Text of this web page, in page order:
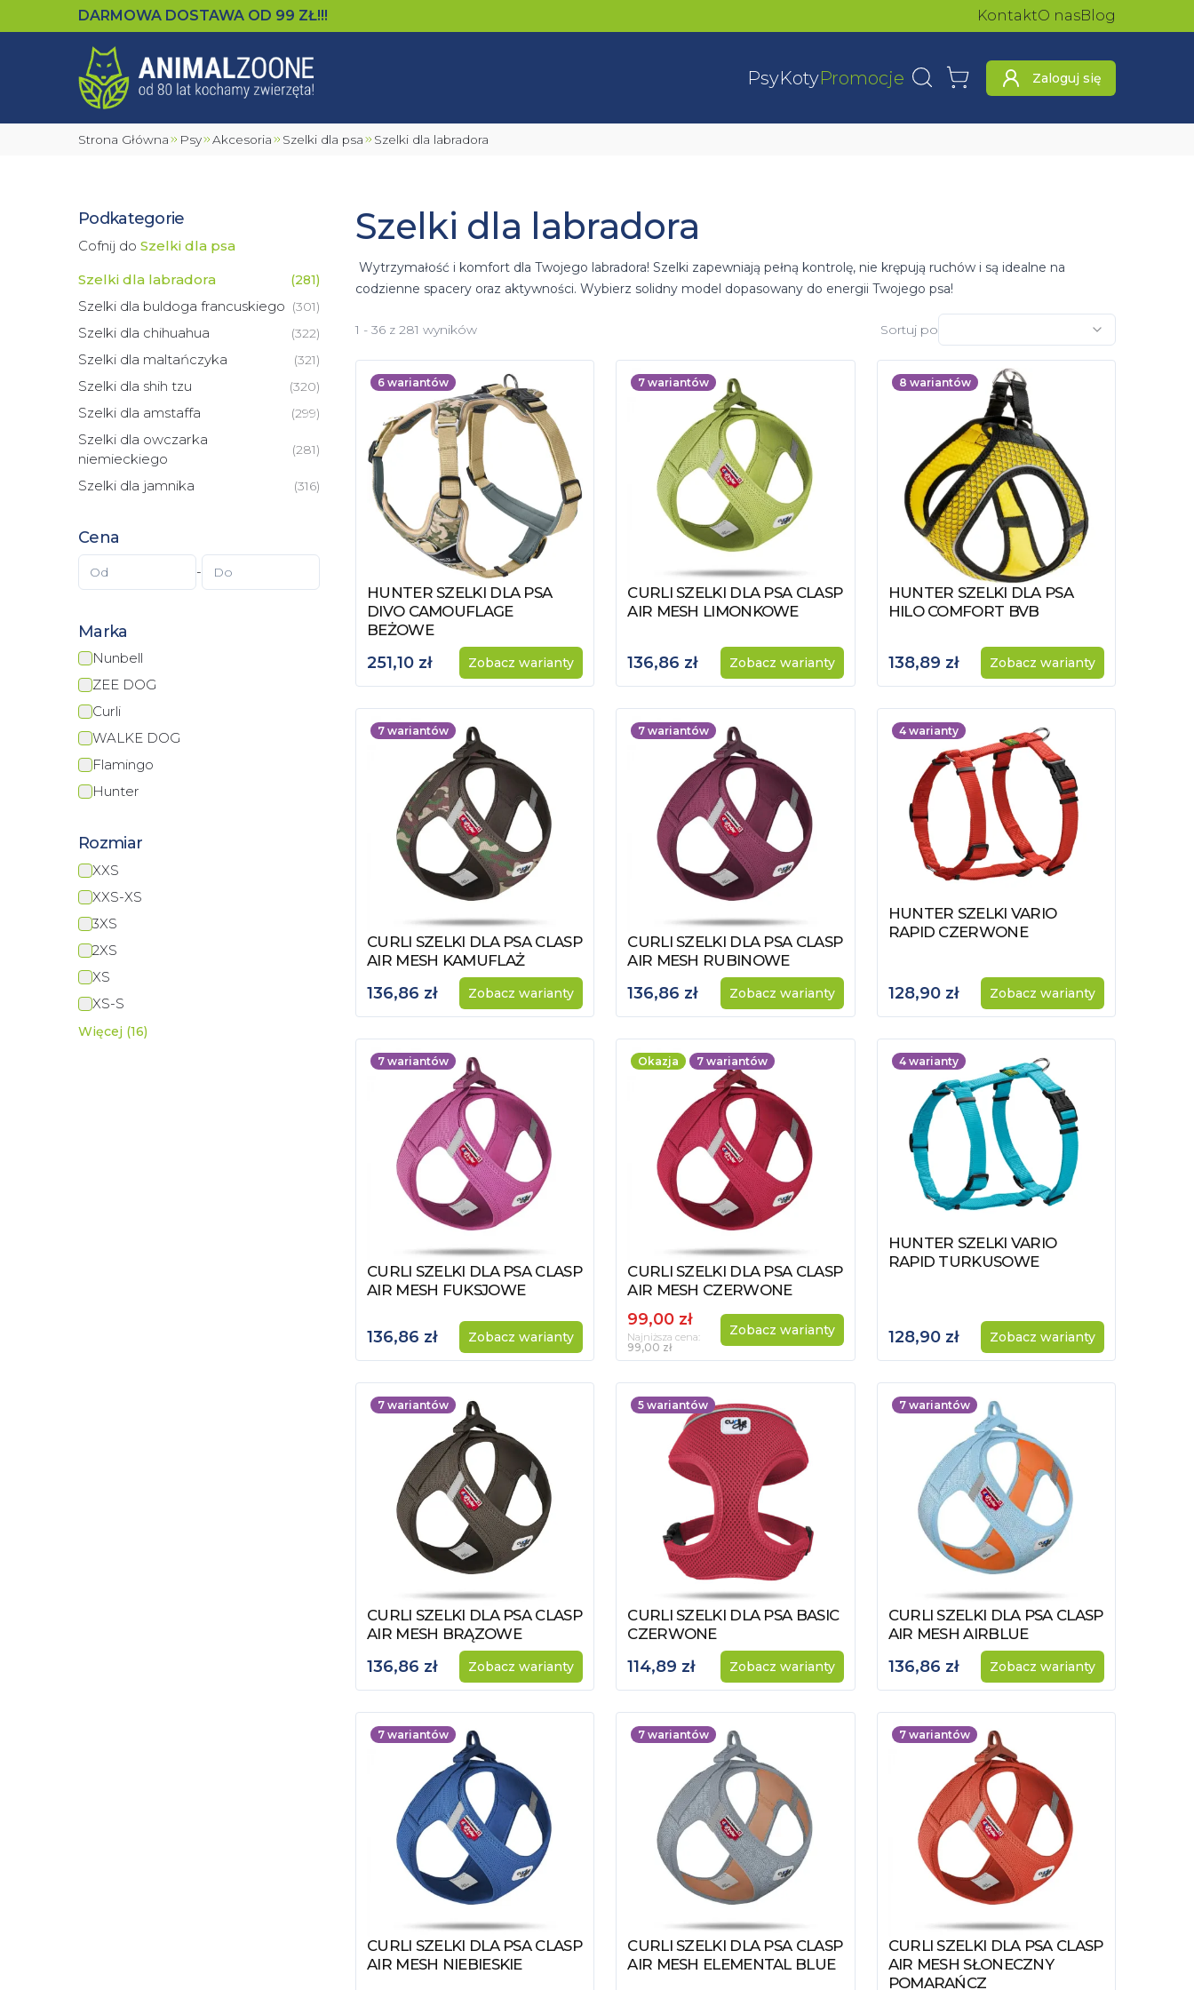
DARMOWA DOSTAWA OD 99 ZŁ!!! KontaktO nasBlog
PsyKotyPromocje WyszukajKoszyk Zaloguj się
Strona Główna Psy Akcesoria Szelki dla psa Szelki dla labradora
Szelki dla labradora
Wytrzymałość i komfort dla Twojego labradora! Szelki zapewniają pełną kontrolę, nie krępują ruchów i są idealne na
codzienne spacery oraz aktywności. Wybierz solidny model dopasowany do energii Twojego psa!
Podkategorie
Cofnij do Szelki dla psa
Szelki dla labradora
(281)
Szelki dla buldoga francuskiego (301)
Szelki dla chihuahua (322)
Szelki dla maltańczyka (321)
Szelki dla shih tzu (320)
Szelki dla amstaffa (299)
Szelki dla owczarka
niemieckiego
(281)
Szelki dla jamnika (316)
Cena
-
Marka
Nunbell
ZEE DOG
Curli
WALKE DOG
Flamingo
Hunter
Rozmiar
XXS
XXS-XS
3XS
2XS
XS
XS-S
Więcej (16)
1 - 36 z 281 wyników Sortuj po
6 wariantów
Zobacz produkt
HUNTER SZELKI DLA PSA
DIVO CAMOUFLAGE
BEŻOWE
251,10 zł Zobacz warianty
7 wariantów
Zobacz produkt
CURLI SZELKI DLA PSA CLASP
AIR MESH LIMONKOWE
136,86 zł Zobacz warianty
8 wariantów
Zobacz produkt
HUNTER SZELKI DLA PSA
HILO COMFORT BVB
138,89 zł Zobacz warianty
7 wariantów
Zobacz produkt
CURLI SZELKI DLA PSA CLASP
AIR MESH KAMUFLAŻ
136,86 zł Zobacz warianty
7 wariantów
Zobacz produkt
CURLI SZELKI DLA PSA CLASP
AIR MESH RUBINOWE
136,86 zł Zobacz warianty
4 warianty
Zobacz produkt
HUNTER SZELKI VARIO
RAPID CZERWONE
128,90 zł Zobacz warianty
7 wariantów
Zobacz produkt
CURLI SZELKI DLA PSA CLASP
AIR MESH FUKSJOWE
136,86 zł Zobacz warianty
Okazja 7 wariantów
Zobacz produkt
CURLI SZELKI DLA PSA CLASP
AIR MESH CZERWONE
99,00 zł
Najniższa cena:
99,00 zł
Zobacz warianty
4 warianty
Zobacz produkt
HUNTER SZELKI VARIO
RAPID TURKUSOWE
128,90 zł Zobacz warianty
7 wariantów
Zobacz produkt
CURLI SZELKI DLA PSA CLASP
AIR MESH BRĄZOWE
136,86 zł Zobacz warianty
5 wariantów
Zobacz produkt
CURLI SZELKI DLA PSA BASIC
CZERWONE
114,89 zł Zobacz warianty
7 wariantów
Zobacz produkt
CURLI SZELKI DLA PSA CLASP
AIR MESH AIRBLUE
136,86 zł Zobacz warianty
7 wariantów
Zobacz produkt
CURLI SZELKI DLA PSA CLASP
AIR MESH NIEBIESKIE
7 wariantów
Zobacz produkt
CURLI SZELKI DLA PSA CLASP
AIR MESH ELEMENTAL BLUE
7 wariantów
Zobacz produkt
CURLI SZELKI DLA PSA CLASP
AIR MESH SŁONECZNY
POMARAŃCZ